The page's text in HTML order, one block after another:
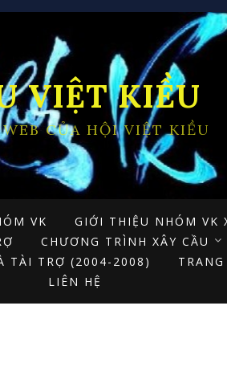
VIỆT KIỀU
CỦA HỘI VIỆT KIỀU
VK GIỚI THIỆU NHÓM VK
CHƯƠNG TRÌNH XÂY CẦU
TÀI TRỢ (2004-2008)
LIÊN HỆ